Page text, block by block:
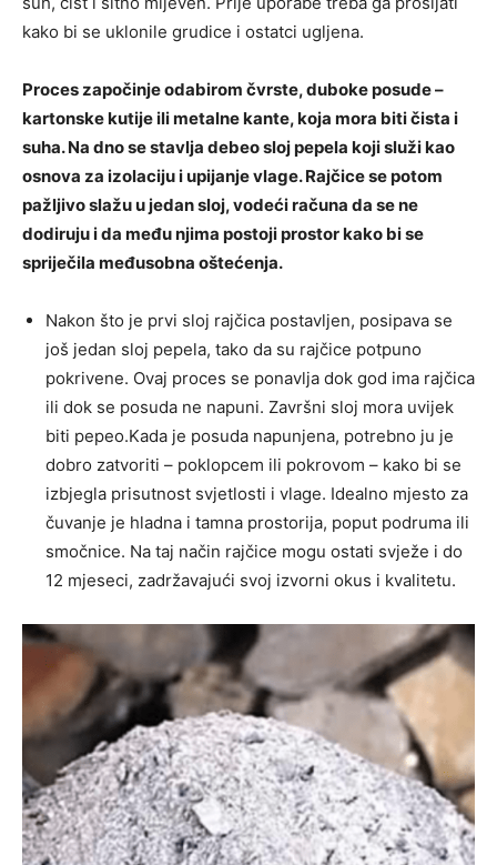
kako bi se uklonile grudice i ostatci ugljena.
Proces započinje odabirom čvrste, duboke posude –
kartonske kutije ili metalne kante, koja mora biti čista i
suha. Na dno se stavlja debeo sloj pepela koji služi kao
osnova za izolaciju i upijanje vlage. Rajčice se potom
pažljivo slažu u jedan sloj, vodeći računa da se ne
dodiruju i da među njima postoji prostor kako bi se
spriječila međusobna oštećenja.
Nakon što je prvi sloj rajčica postavljen, posipava se
još jedan sloj pepela, tako da su rajčice potpuno
pokrivene. Ovaj proces se ponavlja dok god ima rajčica
ili dok se posuda ne napuni. Završni sloj mora uvijek
biti pepeo.Kada je posuda napunjena, potrebno ju je
dobro zatvoriti – poklopcem ili pokrovom – kako bi se
izbjegla prisutnost svjetlosti i vlage. Idealno mjesto za
čuvanje je hladna i tamna prostorija, poput podruma ili
smočnice. Na taj način rajčice mogu ostati svježe i do
12 mjeseci, zadržavajući svoj izvorni okus i kvalitetu.